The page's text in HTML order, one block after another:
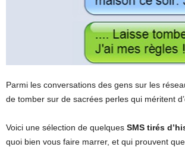
Parmi les conversations des gens sur les
de tomber sur de sacrées perles qui méritent
Voici une sélection de quelques SMS tirés
quoi bien vous faire marrer, et qui prouvent